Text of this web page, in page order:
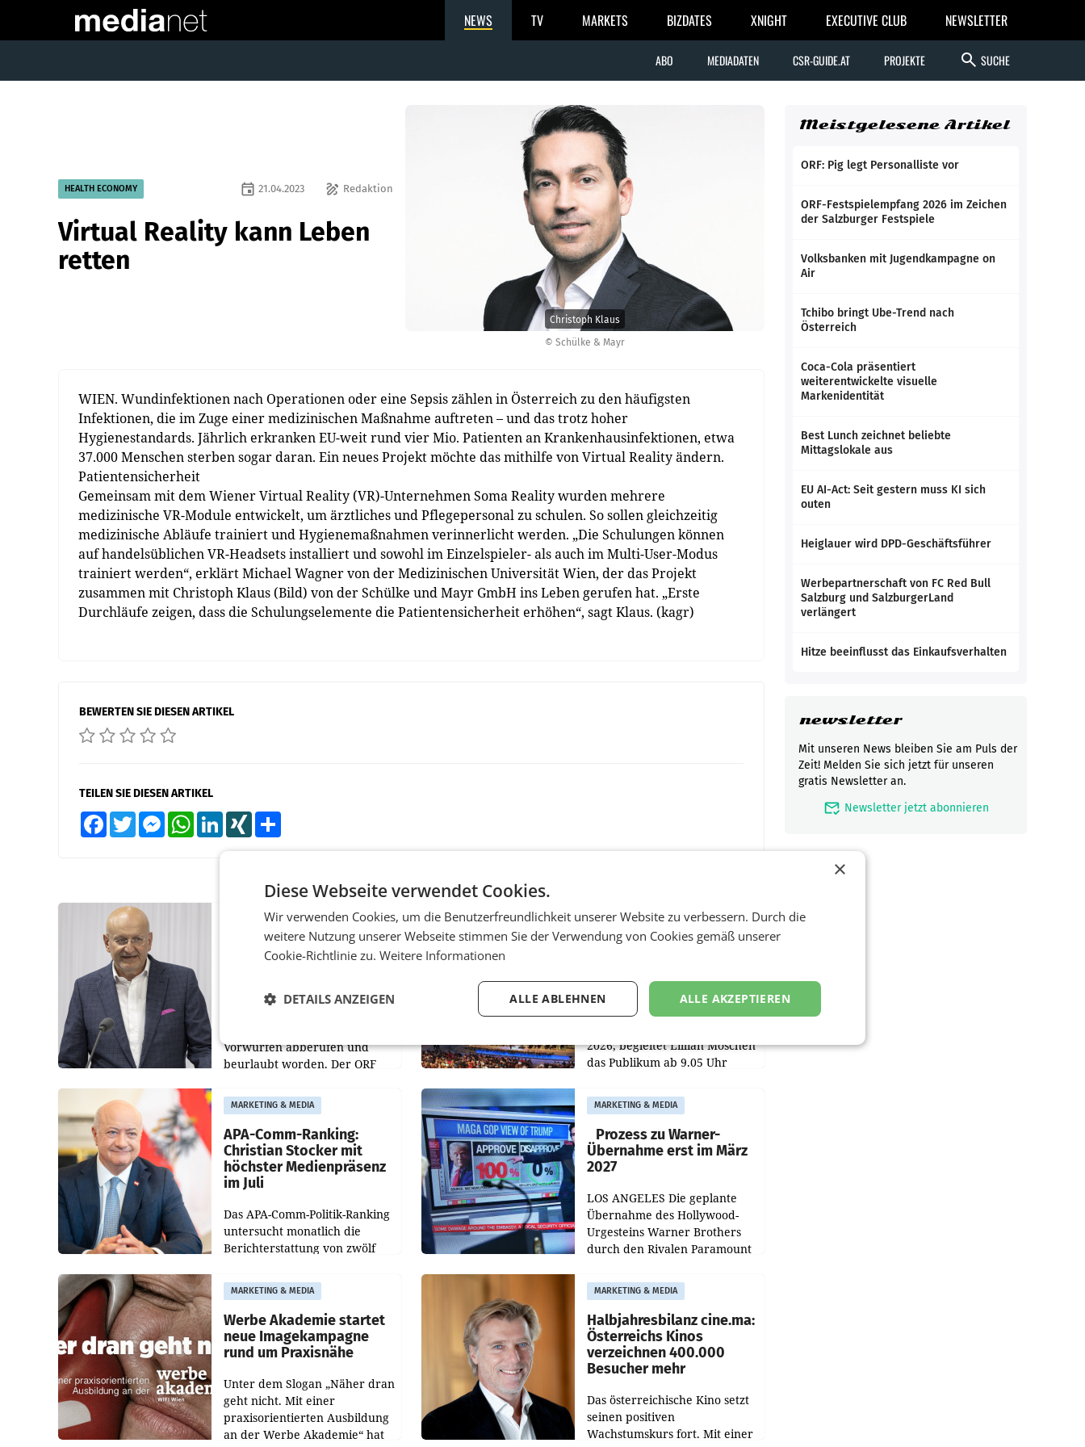
NEWS TV MARKETS BIZDATES XNIGHT EXECUTIVE CLUB NEWSLETTER
ABO MEDIADATEN CSR-GUIDE.AT PROJEKTE search SUCHE
© Schülke & Mayr
Christoph Klaus
HEALTH ECONOMY draw Redaktion
event 21.04.2023
Virtual Reality kann Leben
retten
WIEN. Wundinfektionen nach Operationen oder eine Sepsis zählen in Österreich zu den häufigsten
Infektionen, die im Zuge einer medizinischen Maßnahme auftreten – und das trotz hoher
Hygienestandards. Jährlich erkranken EU-weit rund vier Mio. Patienten an Krankenhausinfektionen, etwa
37.000 Menschen sterben sogar daran. Ein neues Projekt möchte das mithilfe von Virtual Reality ändern.
Patientensicherheit
Gemeinsam mit dem Wiener Virtual Reality (VR)-Unternehmen Soma Reality wurden mehrere
medizinische VR-Module entwickelt, um ärztliches und Pflegepersonal zu schulen. So sollen gleichzeitig
medizinische Abläufe trainiert und Hygienemaßnahmen verinnerlicht werden. „Die Schulungen können
auf handelsüblichen VR-Headsets installiert und sowohl im Einzelspieler- als auch im Multi-User-Modus
trainiert werden“, erklärt Michael Wagner von der Medizinischen Universität Wien, der das Projekt
zusammen mit Christoph Klaus (Bild) von der Schülke und Mayr GmbH ins Leben gerufen hat. „Erste
Durchläufe zeigen, dass die Schulungselemente die Patientensicherheit erhöhen“, sagt Klaus. (kagr)
BEWERTEN SIE DIESEN ARTIKEL
TEILEN SIE DIESEN ARTIKEL
FacebookTwitter MessengerWhatsAppLinkedInXING
PRIMENEWS
ORF III: Peter Schöber
abberufen und beurlaubt
WIEN ORF-III-Co-
Vorwürfen abberufen und
beurlaubt worden. Der ORF
entsprechende
Medienberichte.
MARKETING & MEDIA
ORF-Kulturmatinee
Grafenegg Festival und
Peter Simonischek
2026, begleitet Lillian Moschen
das Publikum ab 9.05 Uhr
„Kulturmatinee“. Die Sendung
startet mit der Dokumentation
„20 Jahre Grafenegg
MARKETING & MEDIA
APA-Comm-Ranking:
Christian Stocker mit
höchster Medienpräsenz
im Juli
Das APA-Comm-Politik-Ranking
untersucht monatlich die
Berichterstattung von zwölf
Tageszeitungen und analysiert,
welche Politikerinnen und
Politiker Österreichs die
MARKETING & MEDIA
Prozess zu Warner-
Übernahme erst im März
2027
LOS ANGELES Die geplante
Übernahme des Hollywood-
Urgesteins Warner Brothers
durch den Rivalen Paramount
Schwebe bleiben. Eine
Richterin setzte den Prozess zu
MARKETING & MEDIA
Werbe Akademie startet
neue Imagekampagne
rund um Praxisnähe
Unter dem Slogan „Näher dran
geht nicht. Mit einer
praxisorientierten Ausbildung
an der Werbe Akademie“ hat
MARKETING & MEDIA
Halbjahresbilanz cine.ma:
Österreichs Kinos
verzeichnen 400.000
Besucher mehr
Das österreichische Kino setzt
seinen positiven
Wachstumskurs fort. Mit einer
Meistgelesene Artikel
ORF: Pig legt Personalliste vor
ORF-Festspielempfang 2026 im Zeichen
der Salzburger Festspiele
Volksbanken mit Jugendkampagne on
Air
Tchibo bringt Ube-Trend nach
Österreich
Coca-Cola präsentiert
weiterentwickelte visuelle
Markenidentität
Best Lunch zeichnet beliebte
Mittagslokale aus
EU AI-Act: Seit gestern muss KI sich
outen
Heiglauer wird DPD-Geschäftsführer
Werbepartnerschaft von FC Red Bull
Salzburg und SalzburgerLand
verlängert
Hitze beeinflusst das Einkaufsverhalten
newsletter
Mit unseren News bleiben Sie am Puls der
Zeit! Melden Sie sich jetzt für unseren
gratis Newsletter an.
mark_email_read Newsletter jetzt abonnieren
×
Diese Webseite verwendet Cookies.
Wir verwenden Cookies, um die Benutzerfreundlichkeit unserer Website zu verbessern. Durch die
weitere Nutzung unserer Webseite stimmen Sie der Verwendung von Cookies gemäß unserer
Cookie-Richtlinie zu. Weitere Informationen
ALLE AKZEPTIEREN
ALLE ABLEHNEN
DETAILS ANZEIGEN